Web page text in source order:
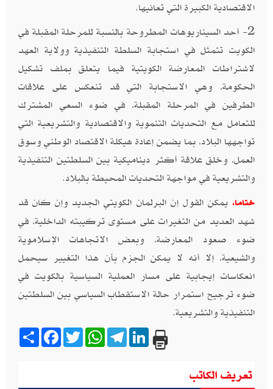
الاقتصادية الكبيرة التي تعانيها.
2- أحد السيناريوهات المطروحة بالنسبة للمرحلة المقبلة في
الكويت تتمثل في استجابة السلطة التنفيذية وولاية العهد
لاشتراطات المعارضة الكويتية فيما يتعلق بملف تشكيل
الحكومة، وهي الاستجابة التي قد تنعكس على علاقات
الطرفين في المرحلة المقبلة، في ضوء السعي المشترك
للتعامل مع التحديات التنموية والاقتصادية والتشريعية التي
تواجهها البلاد، بما يضمن إعادة هيكلة الاقتصاد الوطني وسوق
العمل، وخلق علاقة أكثر ديناميكية بين السلطتين التنفيذية
والتشريعية في مواجهة التحديات المحيطة بالبلاد.
ختاما، يمكن القول إن البرلمان الكويتي الجديد وإن كان قد
شهد العديد من التغيرات على مستوى تركيبته الداخلية، في
ضوء صعود المعارضة، وبعض الاتجاهات الإسلاموية
والشيعية، إلا أنه لا يمكن الجزم بأن هذا التغيير سيحمل
انعكاسات إيجابية على مسار العملية السياسية بالكويت في
ضوء ترجيح استمرار حالة الاستقطاب السياسي بين السلطتين
التنفيذية والتشريعية.
Share
FacebookTwitter
WhatsApp
Telegram
LinkedIn
تعريف الكاتب